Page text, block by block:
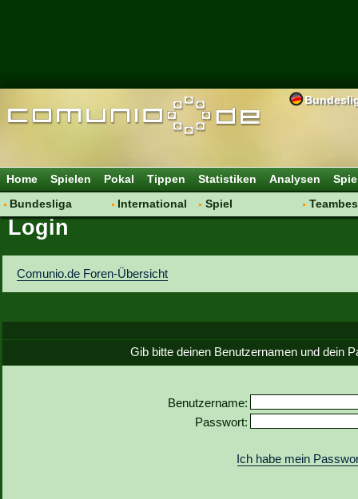
Home Spielen Pokal Tippen Statistiken Analysen
Bundesliga
Hot News
Spielanalyse
Vereinsdiskussion
International
Spiel
Login
Comunio.de Foren-Übersicht
Gib bitte deinen Benutzernamen und dein
Benutzername:
Passwort:
Ich habe mein